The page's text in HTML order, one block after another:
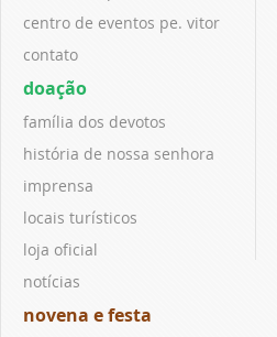
centro de eventos pe. vitor
contato
doação
família dos devotos
história de nossa senhora
imprensa
locais turísticos
loja oficial
notícias
novena e festa